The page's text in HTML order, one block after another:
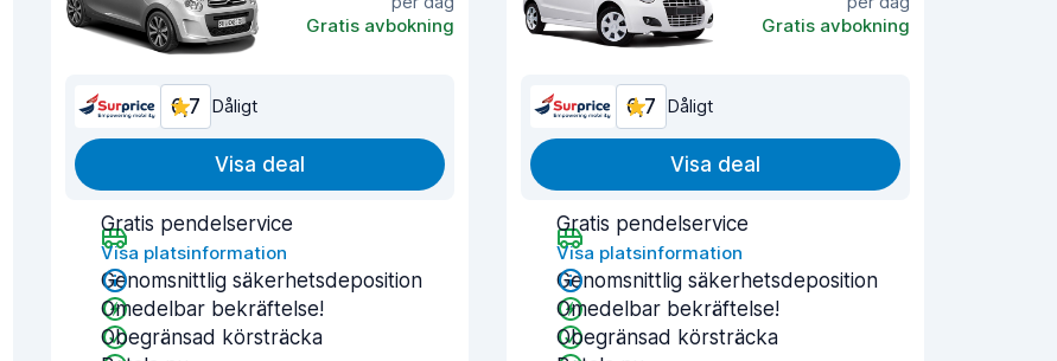
Gratis avbokning
6,7 Dåligt
Visa deal
Gratis pendelservice
Visa platsinformation
Genomsnittlig säkerhetsdeposition
Omedelbar bekräftelse!
Obegränsad körsträcka
Gratis avbokning
6,7 Dåligt
Visa deal
Gratis pendelservice
Visa platsinformation
Genomsnittlig säkerhetsdeposition
Omedelbar bekräftelse!
Obegränsad körsträcka